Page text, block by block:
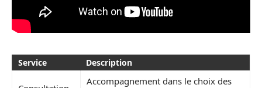
Service Description
Accompagnement dans le choix des